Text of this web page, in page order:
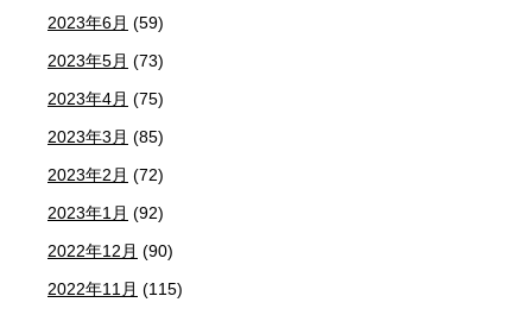
2023年6月 (59)
2023年5月 (73)
2023年4月 (75)
2023年3月 (85)
2023年2月 (72)
2023年1月 (92)
2022年12月 (90)
2022年11月 (115)